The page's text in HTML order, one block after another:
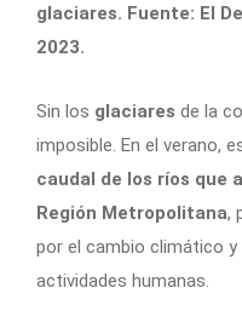
glaciares. Fuente: El
2023.
Sin los glaciares de la
imposible. En el verano,
caudal de los ríos que
Región Metropolitana,
por el cambio climático
actividades humanas.